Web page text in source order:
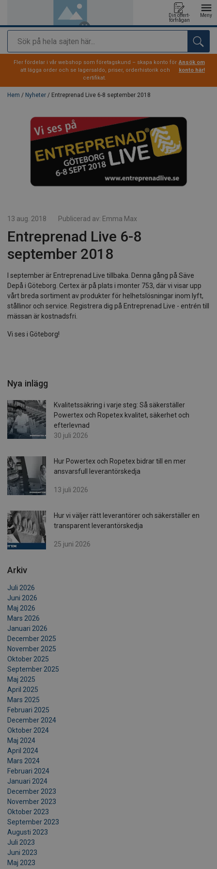
Sök
Din offert-
förfrågan
Meny
tillagd i varukorg
Fler fördelar i vår webshop som företagskund – skapa konto för
att lägga order och se lagersaldo, priser, orderhistorik och
certifikat.
Ansök om
konto här!
Hem / Nyheter / Entreprenad Live 6-8 september 2018
13 aug. 2018 Publicerad av: Emma Max
Entreprenad Live 6-8
september 2018
I september är Entreprenad Live tillbaka. Denna gång på Säve
Depå i Göteborg. Certex är på plats i monter 753, där vi visar upp
vårt breda sortiment av produkter för helhetslösningar inom lyft,
stållinor och service. Registrera dig på Entreprenad Live - entrén till
mässan är kostnadsfri.
Vi ses i Göteborg!
Nya inlägg
Kvalitetssäkring i varje steg: Så säkerställer
Powertex och Ropetex kvalitet, säkerhet och
efterlevnad
30 juli 2026
Hur Powertex och Ropetex bidrar till en mer
ansvarsfull leverantörskedja
13 juli 2026
Hur vi väljer rätt leverantörer och säkerställer en
transparent leverantörskedja
25 juni 2026
Arkiv
Juli 2026
Juni 2026
Maj 2026
Mars 2026
Januari 2026
December 2025
November 2025
Oktober 2025
September 2025
Maj 2025
April 2025
Mars 2025
Februari 2025
December 2024
Oktober 2024
Maj 2024
April 2024
Mars 2024
Februari 2024
Januari 2024
December 2023
November 2023
Oktober 2023
September 2023
Augusti 2023
Juli 2023
Juni 2023
Maj 2023